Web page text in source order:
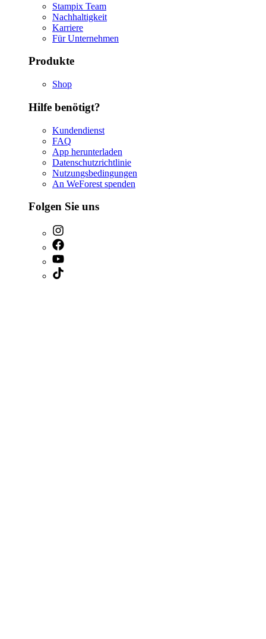
Stampix Team
Nachhaltigkeit
Karriere
Für Unternehmen
Produkte
Shop
Hilfe benötigt?
Kundendienst
FAQ
App herunterladen
Datenschutzrichtlinie
Nutzungsbedingungen
An WeForest spenden
Folgen Sie uns